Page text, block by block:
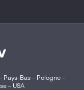
Pays-Bas– Pologne–
– USA